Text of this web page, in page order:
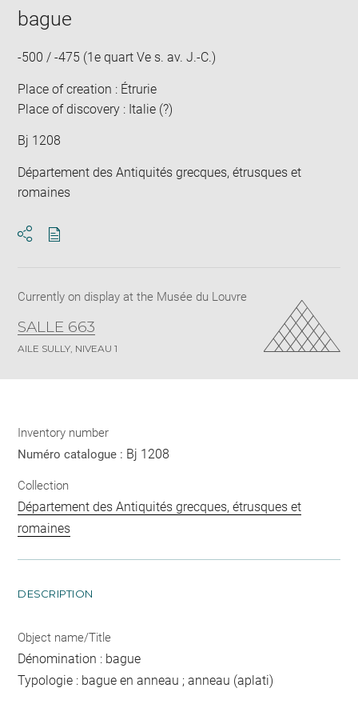
bague
-500 / -475 (1e quart Ve s. av. J.-C.)
Place of creation : Étrurie
Place of discovery : Italie (?)
Bj 1208
Département des Antiquités grecques, étrusques et
romaines
Currently on display at the Musée du Louvre
SALLE 663
AILE SULLY, NIVEAU 1
Inventory number
Numéro catalogue : Bj 1208
Collection
Département des Antiquités grecques, étrusques et
romaines
DESCRIPTION
Object name/Title
Dénomination : bague
Typologie : bague en anneau ; anneau (aplati)